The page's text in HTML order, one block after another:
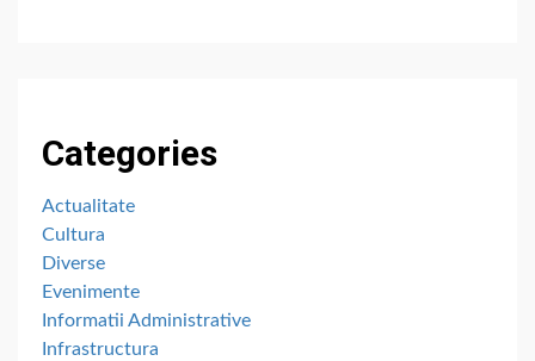
Categories
Actualitate
Cultura
Diverse
Evenimente
Informatii Administrative
Infrastructura